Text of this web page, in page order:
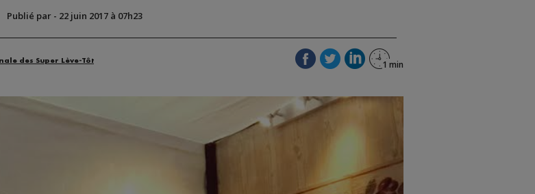
Publié par - 22 juin 2017 à 07h23
des Super Lève-Tôt